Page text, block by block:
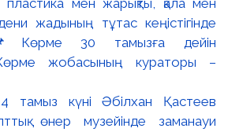
күні Әбілхан Қастеев
өнер музейінде заманауи